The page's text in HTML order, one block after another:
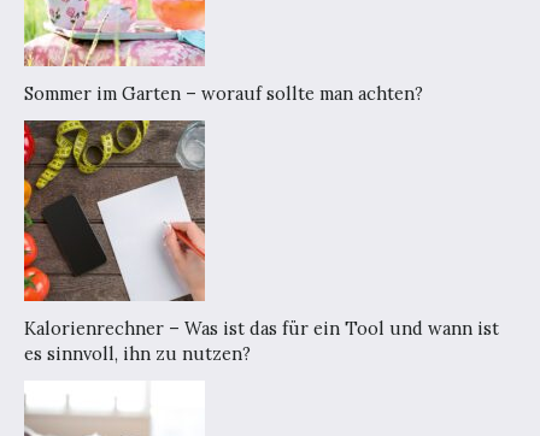
Sommer im Garten – worauf sollte man achten?
Kalorienrechner – Was ist das für ein Tool und wann ist
es sinnvoll, ihn zu nutzen?